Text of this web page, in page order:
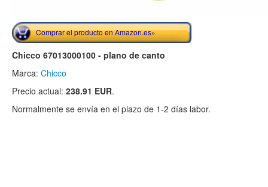
Comprar el producto en Amazon.es»
Chicco 67013000100 - plano de canto
Marca: Chicco
Precio actual: 238.91 EUR.
Normalmente se envía en el plazo de 1-2 días labor.